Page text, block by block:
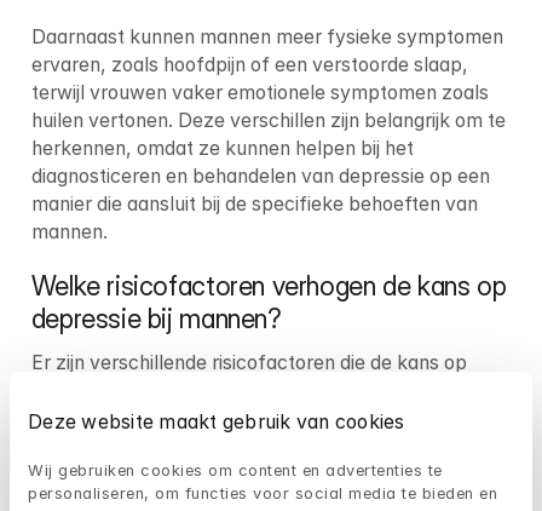
Deze website maakt gebruik van cookies
Wij gebruiken cookies om content en advertenties te
personaliseren, om functies voor social media te bieden en
Daarnaast kunnen mannen meer fysieke symptomen
ervaren, zoals hoofdpijn of een verstoorde slaap,
terwijl vrouwen vaker emotionele symptomen zoals
huilen vertonen. Deze verschillen zijn belangrijk om te
herkennen, omdat ze kunnen helpen bij het
diagnosticeren en behandelen van depressie op een
manier die aansluit bij de specifieke behoeften van
mannen.
Welke risicofactoren verhogen de kans op
depressie bij mannen?
Er zijn verschillende risicofactoren die de kans op
aanleg speelt een grote rol. Als depressie in de familie
depressieve symptomen zal ontwikkelen. Erfelijkheid
kan een invloed hebben op de kans op depressie.